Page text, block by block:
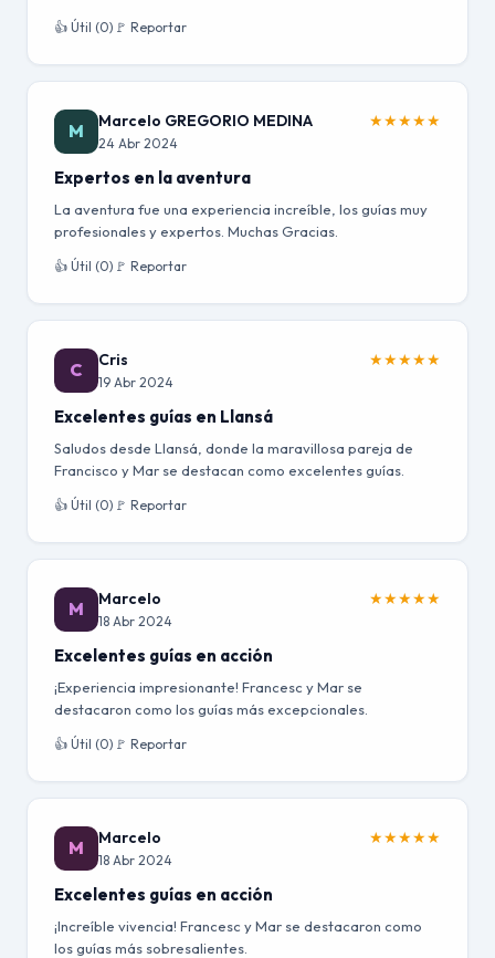
👍 Útil (0) 🚩 Reportar
M Marcelo GREGORIO MEDINA
24 Abr 2024
★★★★★
Expertos en la aventura
La aventura fue una experiencia increíble, los guías muy
profesionales y expertos. Muchas Gracias.
👍 Útil (0) 🚩 Reportar
C Cris
19 Abr 2024
★★★★★
Excelentes guías en Llansá
Saludos desde Llansá, donde la maravillosa pareja de
Francisco y Mar se destacan como excelentes guías.
👍 Útil (0) 🚩 Reportar
M Marcelo
18 Abr 2024
★★★★★
Excelentes guías en acción
¡Experiencia impresionante! Francesc y Mar se
destacaron como los guías más excepcionales.
👍 Útil (0) 🚩 Reportar
M Marcelo
18 Abr 2024
★★★★★
Excelentes guías en acción
¡Increíble vivencia! Francesc y Mar se destacaron como
los guías más sobresalientes.